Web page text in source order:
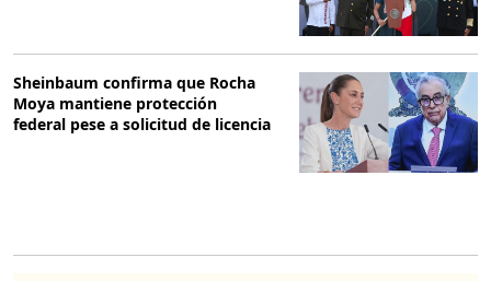
Sheinbaum confirma que Rocha
Moya mantiene protección
federal pese a solicitud de licencia